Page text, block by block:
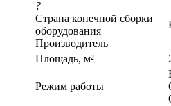
?
Страна конечной сборки
оборудования
Производитель
Площадь, м²
Режим работы